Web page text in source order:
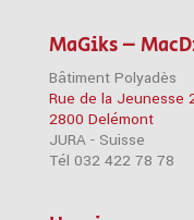
MaGiks –
Bâtiment Polyadès
Rue de la Jeunesse
2800 Delémont
JURA - Suisse
Tél 032 422 78 78